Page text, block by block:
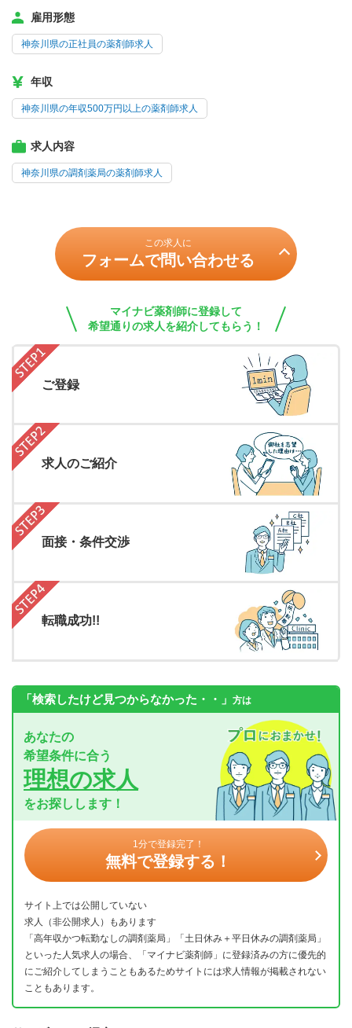
雇用形態
神奈川県の正社員の薬剤師求人
年収
神奈川県の年収500万円以上の薬剤師求人
求人内容
神奈川県の調剤薬局の薬剤師求人
この求人に
フォームで問い合わせる
マイナビ薬剤師に登録して
希望通りの求人を紹介してもらう！
ご登録
求人のご紹介
面接・条件交渉
転職成功!!
「検索したけど見つからなかった・・」 方は
あなたの
希望条件に合う
理想の求人
をお探しします！
1分で登録完了！
無料で登録する！
サイト上では公開していない
求人（非公開求人）もあります
「高年収かつ転勤なしの調剤薬局」「土日休み＋平日休みの調剤薬局」
といった人気求人の場合、「マイナビ薬剤師」に登録済みの方に優先的
にご紹介してしまうこともあるためサイトには求人情報が掲載されない
こともあります。